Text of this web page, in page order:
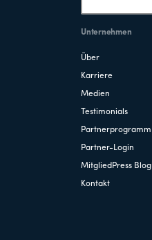
Unternehmen
Über
Karriere
Medien
Testimonials
Partnerprogramm
Partner-Login
MitgliedPress Blog
Kontakt